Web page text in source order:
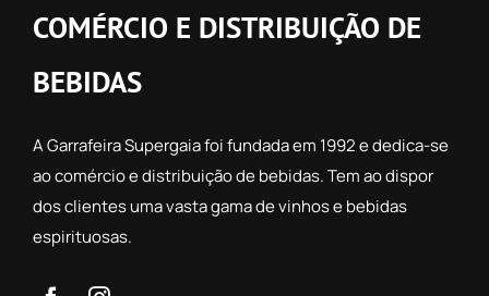
COMÉRCIO E DISTRIBUIÇÃO DE
BEBIDAS
A Garrafeira Supergaia foi fundada em 1992 e dedica-se
ao comércio e distribuição de bebidas. Tem ao dispor
dos clientes uma vasta gama de vinhos e bebidas
espirituosas.